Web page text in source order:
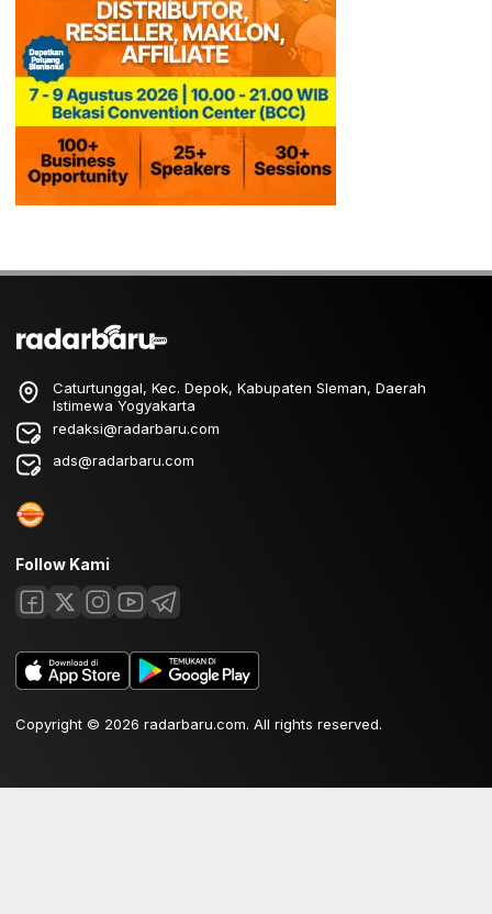
Caturtunggal, Kec. Depok, Kabupaten Sleman, Daerah
Istimewa Yogyakarta
redaksi@radarbaru.com
ads@radarbaru.com
Follow Kami
Copyright © 2026 radarbaru.com. All rights reserved.